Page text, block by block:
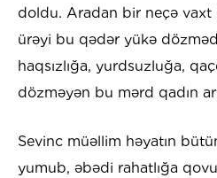
doldu. Aradan bir neçə
ürəyi bu qədər yükə
haqsızlığa, yurdsuzluğa,
dözməyən bu mərd qadın
Sevinc müəllim həyatın
yumub, əbədi rahatlığa